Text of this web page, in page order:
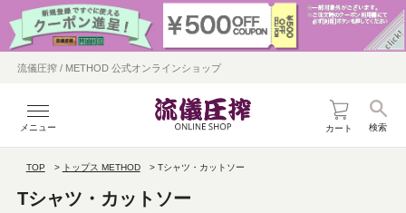
流儀圧搾 / METHOD 公式オンラインショップ
メニュー カート 検索
TOP トップス METHOD Tシャツ・カットソー
Tシャツ・カットソー